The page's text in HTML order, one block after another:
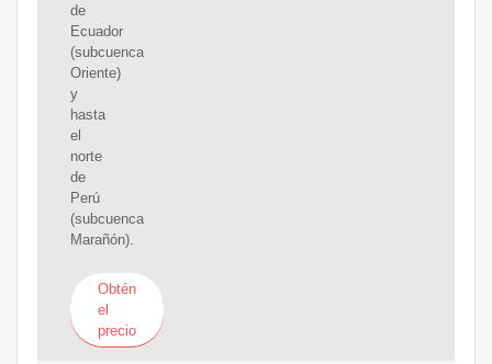
de
Ecuador
(subcuenca
Oriente)
y
hasta
el
norte
de
Perú
(subcuenca
Marañón).
Obtén
el
precio